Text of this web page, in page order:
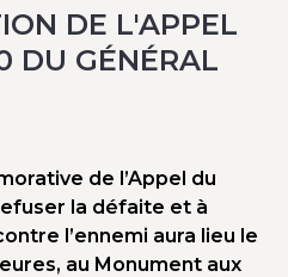
DE L'APPEL
DU GÉNÉRAL
de l’Appel du
la défaite et à
l’ennemi aura lieu le
au Monument aux